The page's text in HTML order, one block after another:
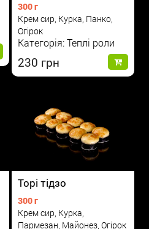
300 г
Крем сир, Курка, Панко,
Огірок
Категорія: Теплі роли
230
Торі тідзо
300 г
Крем сир, Курка,
Пармезан, Майонез, Огірок